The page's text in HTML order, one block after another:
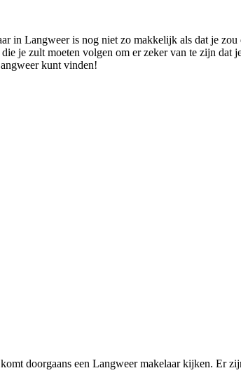
in Langweer is nog niet zo makkelijk als dat je
je zult moeten volgen om er zeker van te zijn
kunt vinden!
doorgaans een Langweer makelaar kijken. Er